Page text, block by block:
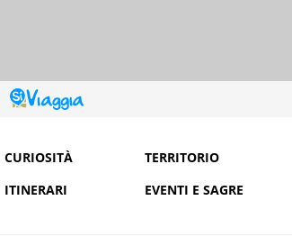
CURIOSITÀ
TERRITORIO
ITINERARI EVENTI E SAGRE